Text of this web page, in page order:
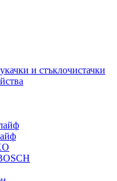
и стъклочистачки